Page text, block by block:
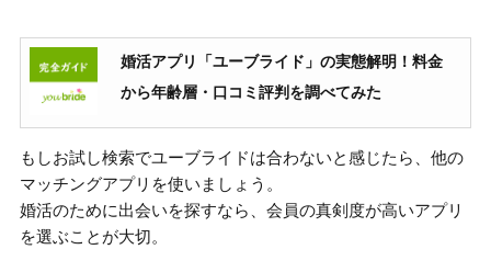
婚活アプリ「ユーブライド」の実態解明！料金
から年齢層・口コミ評判を調べてみた
もしお試し検索でユーブライドは合わないと感じたら、他の
マッチングアプリを使いましょう。
婚活のために出会いを探すなら、会員の真剣度が高いアプリ
を選ぶことが大切。